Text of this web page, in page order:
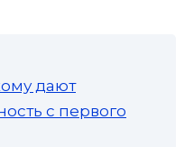
дают
с первого